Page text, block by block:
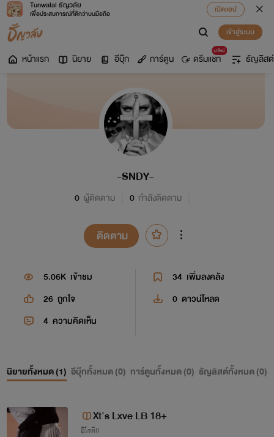
Tunwalai ธัญวลัย
เพื่อประสบการณ์ที่ดีกว่าบนมือถือ
เปิดแอป
เข้าสู่ระบบ
หน้าแรก นิยาย อีบุ๊ก การ์ตูน
มาใหม่
ดรีมแชท ธัญลิสต์
-SNDY-
0 ผู้ติดตาม 0 กำลังติดตาม
ติดตาม
5.06K เข้าชม 34 เพิ่มลงคลัง
26 ถูกใจ 0 ดาวน์โหลด
4 ความคิดเห็น
นิยายทั้งหมด (1) อีบุ๊กทั้งหมด (0) การ์ตูนทั้งหมด (0) ธัญลิสต์ทั้งหมด (0)
Xt's Lxve LB 18+
อีโรติก